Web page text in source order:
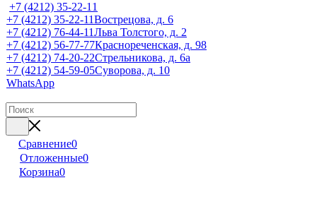
+7 (4212) 35-22-11
+7 (4212) 35-22-11Вострецова, д. 6
+7 (4212) 76-44-11Льва Толстого, д. 2
+7 (4212) 56-77-77Краснореченская, д. 98
+7 (4212) 74-20-22Стрельникова, д. 6а
+7 (4212) 54-59-05Суворова, д. 10
WhatsApp
Сравнение0
Отложенные0
Корзина0